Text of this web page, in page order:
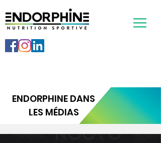
ENDORPHINE DANS
LES MÉDIAS